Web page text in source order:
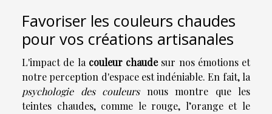
Favoriser les couleurs chaudes
pour vos créations artisanales
L'impact de la couleur chaudesur nos émotions et
notre perception d'espace est indéniable. En fait, la
psychologie des couleursnous montre que les
teintes chaudes, comme le rouge, l’orange et le